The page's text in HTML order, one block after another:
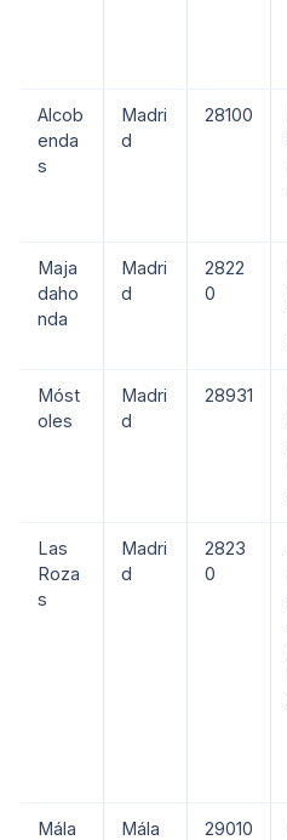
Alcob
enda
s
Madri
d
28100
Maja
daho
nda
Madri
d
2822
0
Móst
oles
Madri
d
28931
Las
Roza
s
Madri
d
2823
0
Mála
Mála
29010